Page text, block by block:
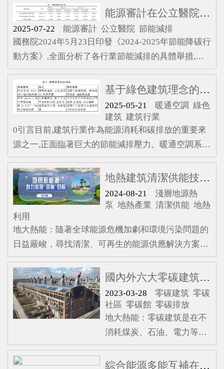
環境中,建筑作為能源消耗和
碳排放的主要源頭之一,其節
能減排技術的應用對于推動
綠色校園建設具有重要意
義。因此,有必要深入探討校
應用,系統梳理和評估現有技
術,為打造零碳校園提供科學
依據,進而推動整個社會實現
碳達峰碳中和目標。1 校園
筑節能減排
能源審計在公立醫院節能減排中的應用
2025-07-22 能源審計 公立醫院 節能減排
國務院2024年5月23日印發《2024-2025年節能降碳行
動方案》,全面分析了各行業節能減排的具體舉措,為
各行各業節能減排的具體舉措提供了參考方法。公立
醫院作為社會醫療體系的關鍵組成部分,不僅承擔著救
死扶傷的職責,還肩負著科學研究、 教育培訓以及公
共健康促進等多重功能。這種綜合性的角色使公立醫
院成為一個龐大的能量消耗綜合體。在日常運營中,它
所產生的能耗量是普通公共機構的兩倍左右。因此,采
取有效
基于綠色建筑理念的暖通空調系統節能設計
2025-05-21 暖通空調 綠色
建筑 建筑行業
0引言目前,建筑行業作為能源消耗和碳排放的重要來
源之一,正面臨著巨大的節能減排壓力。暖通空調系統
作為建筑能耗的主要構成部分,其能耗占比通常高達建
筑總能耗的30%以上,傳統暖通空調系統在設計和運行
過程中普遍存在設備選型冗余、系統調節滯后、能源
利用效率低等問題,導致了能源的巨大浪費,也增加了
建筑的運營成本和環境負擔。綠色建筑理念的興起為
暖通空調系統的節能設計提供了全新的思路,強調系統
與建筑環境的和諧共
地熱建筑清潔供能技術發展現狀及展望
2024-08-21淺層地源熱
泵 地熱產業 清潔供能 地熱
利用
地大熱能：隨著全球能源危機加劇和環境污染問題的
日益嚴峻，尋找清潔、可再生的能源供應解決方案已
成為世界各國的共識。作為與光、風、水、核并稱的
五大非碳基清潔能源之一，地熱能因具有穩定持續、
安全可靠、儲量巨大等特點，近年來獲得了產業界的
廣泛關注。人的一生有70 % ~ 90 %的時間在建筑中度
過，實現近零碳室內環境營造與建筑清潔供能具有重
要意義，地熱建筑清潔供能技術正是在這一背景下應
運而生，并在雙碳目標
國內外六大零碳建筑案例
2023-03-28零碳建筑 零碳
社區 零碳館 零碳排放
地大熱能：零碳建筑是在不
消耗煤炭、石油、電力等能
源的情況下，全年能耗由場
地產生的可再生能源提供的綜合能源多能互補在建筑節能中的應用